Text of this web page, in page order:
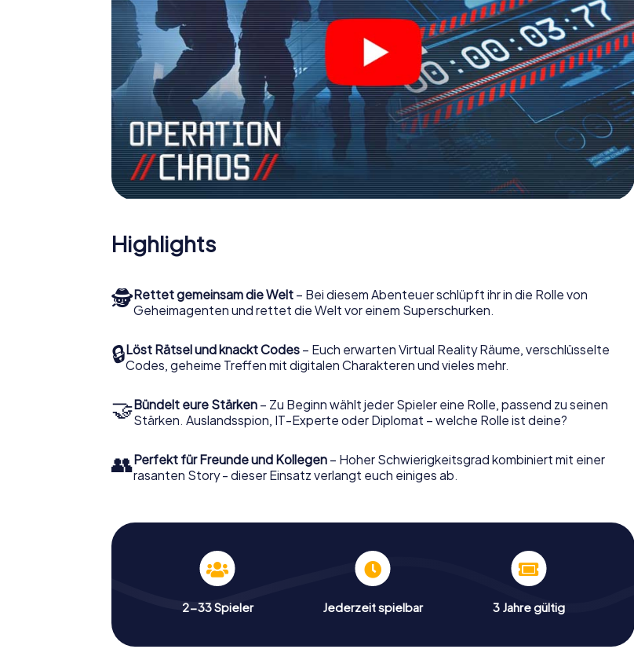
Highlights
🕵Rettet gemeinsam die Welt – Bei diesem Abenteuer schlüpft ihr in die Rolle von
Geheimagenten und rettet die Welt vor einem Superschurken.
🔒Löst Rätsel und knackt Codes – Euch erwarten Virtual Reality Räume, verschlüsselte
Codes, geheime Treffen mit digitalen Charakteren und vieles mehr.
🤝Bündelt eure Stärken – Zu Beginn wählt jeder Spieler eine Rolle, passend zu seinen
Stärken. Auslandsspion, IT-Experte oder Diplomat – welche Rolle ist deine?
👥Perfekt für Freunde und Kollegen – Hoher Schwierigkeitsgrad kombiniert mit einer
rasanten Story - dieser Einsatz verlangt euch einiges ab.
2-33 Spieler Jederzeit spielbar 3 Jahre gültig